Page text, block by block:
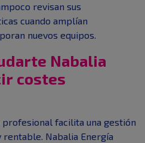
revisan sus
cuando amplían
nuevos equipos.
Nabalia
costes
facilita una gestión
Nabalia Energía